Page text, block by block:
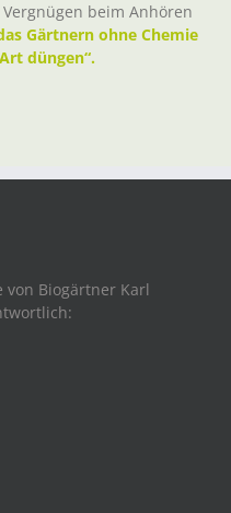
beim Anhören
Gärtnern ohne Chemie
düngen“.
von Biogärtner Karl